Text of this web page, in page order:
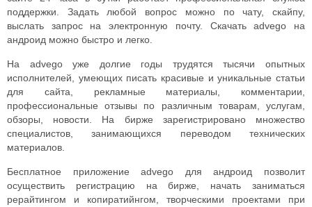
поддержки. Задать любой вопрос можно по чату, скайпу,
выслать запрос на электронную почту. Скачать advego на
андроид можно быстро и легко.
На advego уже долгие годы трудятся тысячи опытных
исполнителей, умеющих писать красивые и уникальные статьи
для сайта, рекламные материалы, комментарии,
профессиональные отзывы по различным товарам, услугам,
обзоры, новости. На бирже зарегистрировано множество
специалистов, занимающихся переводом технических
материалов.
Бесплатное приложение advego для андроид позволит
осуществить регистрацию на бирже, начать заниматься
рерайтингом и копиратийнгом, творческими проектами при